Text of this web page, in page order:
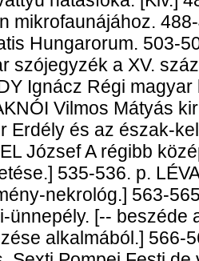
mikrofaunájához.
Hungarorum. 503-
szójegyzék a XV.
Ignácz Régi
Vilmos Mátyás
Erdély és az észak-
József A régibb
535-536. p.
nekrológ.] 563-
ünnepély. [-- beszéde
alkalmából.] 566-